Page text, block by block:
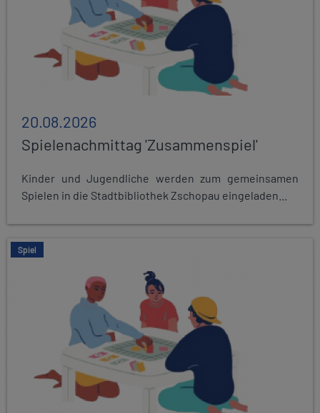
20.08.2026
Spielenachmittag 'Zusammenspiel'
Kinder und Jugendliche werden zum gemeinsamen
Spielen in die Stadtbibliothek Zschopau eingeladen...
Spiel